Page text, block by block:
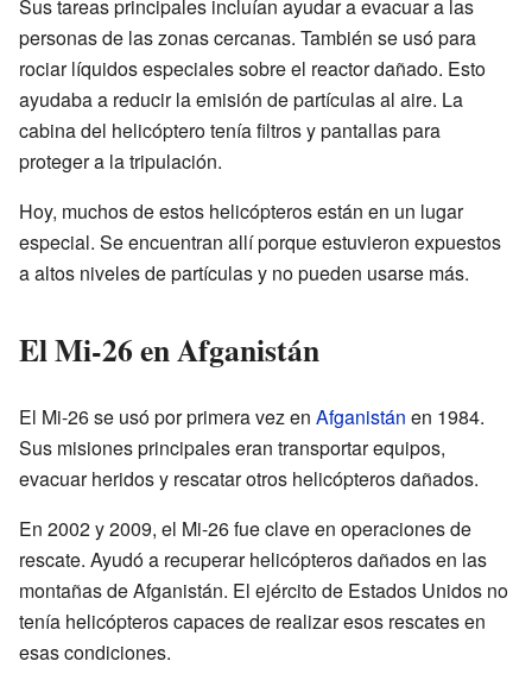
Sus tareas principales incluían ayudar a evacuar a las
personas de las zonas cercanas. También se usó para
rociar líquidos especiales sobre el reactor dañado. Esto
ayudaba a reducir la emisión de partículas al aire. La
cabina del helicóptero tenía filtros y pantallas para
proteger a la tripulación.
Hoy, muchos de estos helicópteros están en un lugar
especial. Se encuentran allí porque estuvieron expuestos
a altos niveles de partículas y no pueden usarse más.
El Mi-26 en Afganistán
El Mi-26 se usó por primera vez en Afganistán en 1984.
Sus misiones principales eran transportar equipos,
evacuar heridos y rescatar otros helicópteros dañados.
En 2002 y 2009, el Mi-26 fue clave en operaciones de
rescate. Ayudó a recuperar helicópteros dañados en las
montañas de Afganistán. El ejército de Estados Unidos no
tenía helicópteros capaces de realizar esos rescates en
esas condiciones.